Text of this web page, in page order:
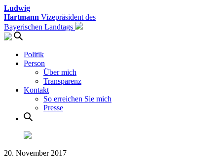
Ludwig
Hartmann Vizepräsident des
Bayerischen Landtags
Politik
Person
Über mich
Transparenz
Kontakt
So erreichen Sie mich
Presse
20. November 2017